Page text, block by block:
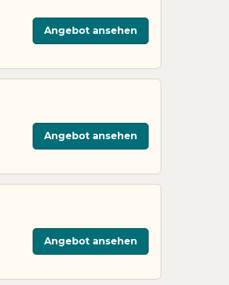
Angebot ansehen
Angebot ansehen
Angebot ansehen